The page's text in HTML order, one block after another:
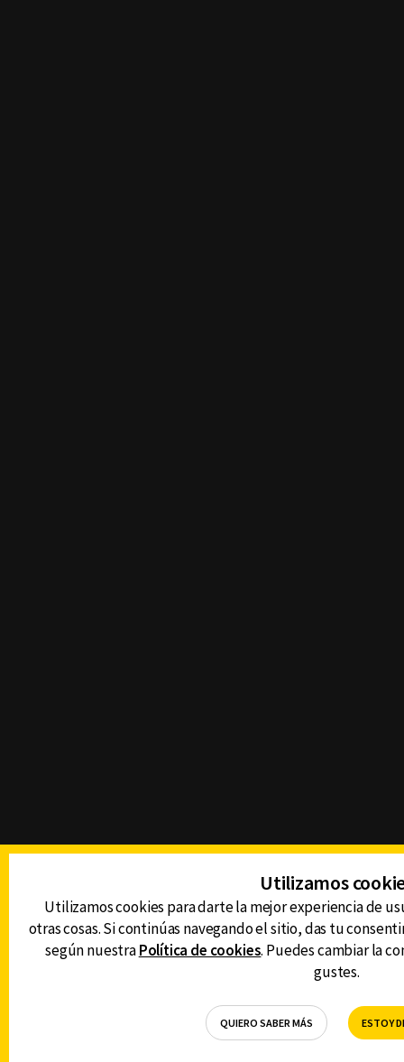
Utilizamos
Utilizamos cookies para darte la mejor experiencia de
otras cosas. Si continúas navegando el sitio, das tu
según nuestraPolítica de cookies. Puedes cambiar la
gustes.
QUIERO SABER MÁS ESTOY